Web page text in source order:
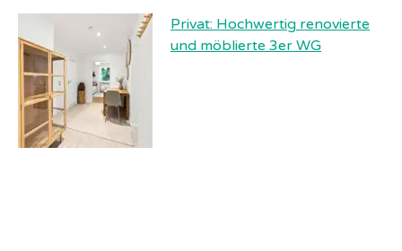
Privat: Hochwertig renovierte
und möblierte 3er WG